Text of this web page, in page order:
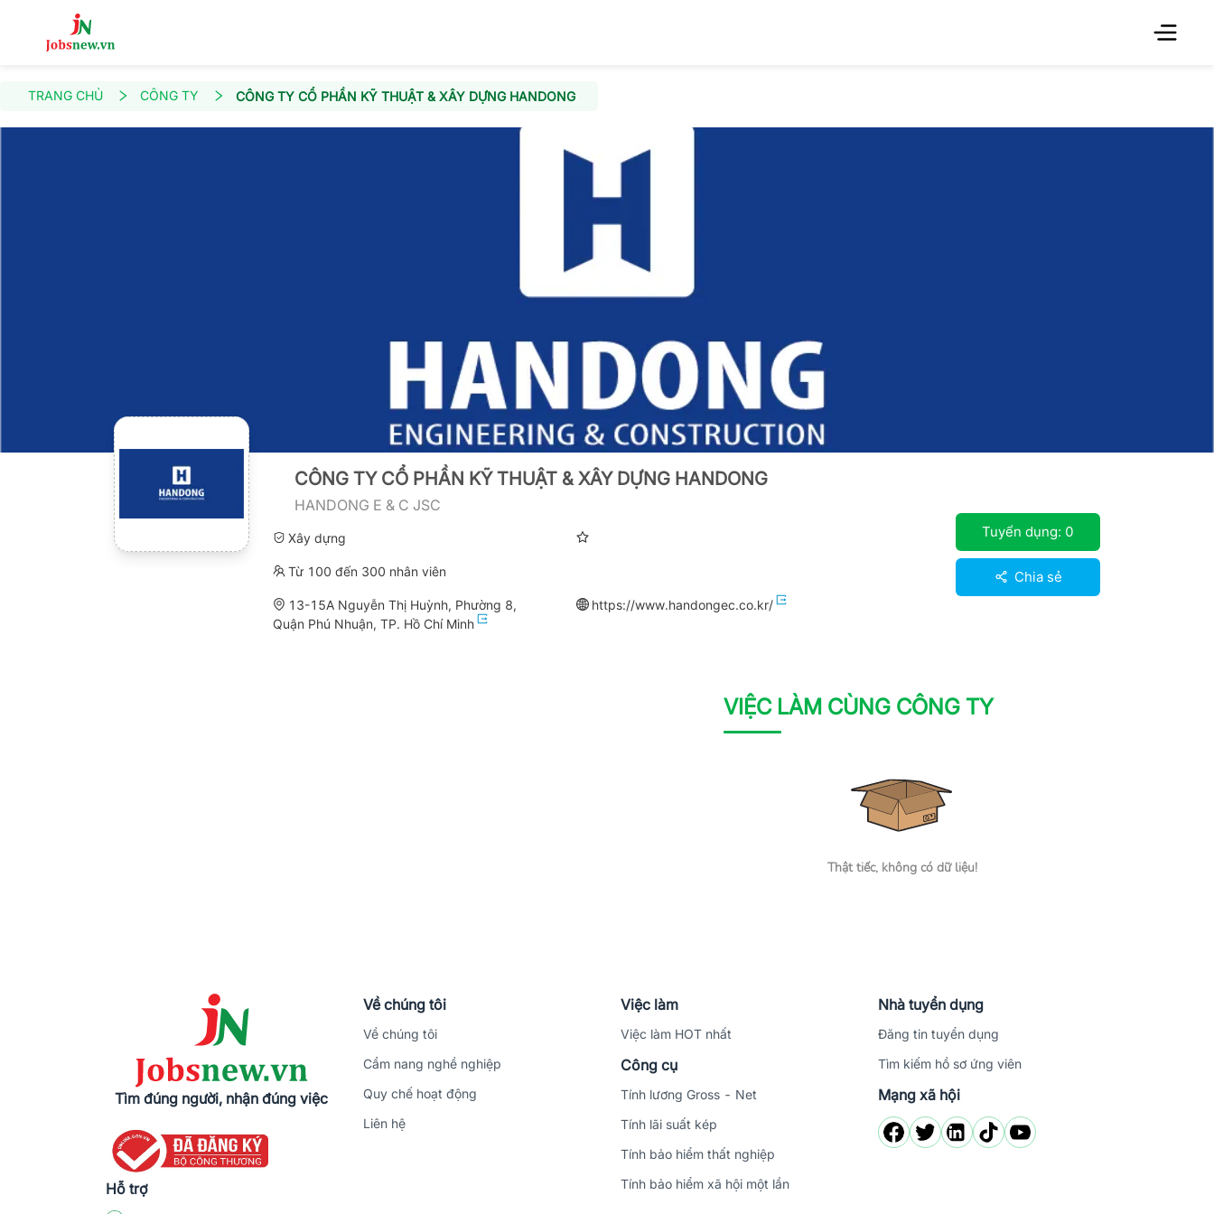
TRANG CHỦ CÔNG TY CÔNG TY CỔ PHẦN KỸ THUẬT & XÂY DỰNG HANDONG
CÔNG TY CỔ PHẦN KỸ THUẬT & XÂY DỰNG HANDONG
HANDONG E & C JSC
Xây dựng
Từ 100 đến 300 nhân viên
13-15A Nguyễn Thị Huỳnh, Phường 8,
Quận Phú Nhuận, TP. Hồ Chí Minh
https://www.handongec.co.kr/
Tuyển dụng: 0
Chia sẻ
VIỆC LÀM CÙNG CÔNG TY
Thật tiếc, không có dữ liệu!
Tìm đúng người, nhận đúng việc
Hỗ trợ
Về chúng tôi
Về chúng tôi
Cẩm nang nghề nghiệp
Quy chế hoạt động
Liên hệ
Việc làm
Việc làm HOT nhất
Công cụ
Tính lương Gross - Net
Tính lãi suất kép
Tính bảo hiểm thất nghiệp
Tính bảo hiểm xã hội một lần
Nhà tuyển dụng
Đăng tin tuyển dụng
Tìm kiếm hồ sơ ứng viên
Mạng xã hội